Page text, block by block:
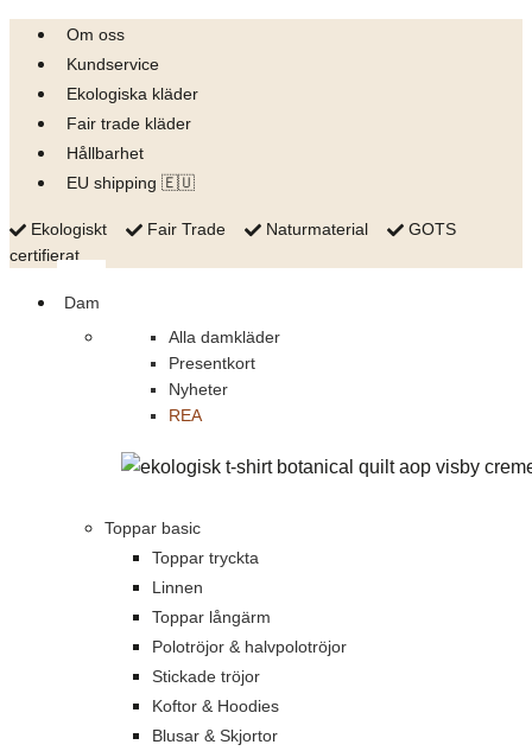
Skip
content
Om oss
Kundservice
Ekologiska kläder
Fair trade kläder
Hållbarhet
EU shipping 🇪🇺
Ekologiskt Fair Trade Naturmaterial
GOTS
certifierat
Dam
Alla damkläder
Presentkort
Nyheter
REA
Toppar basic
Toppar tryckta
Linnen
Toppar långärm
Polotröjor & halvpolotröjor
Stickade tröjor
Koftor & Hoodies
Blusar & Skjortor